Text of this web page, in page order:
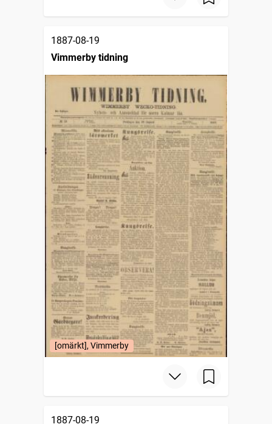
1887-08-19
Vimmerby tidning
[omärkt], Vimmerby
1887-08-19